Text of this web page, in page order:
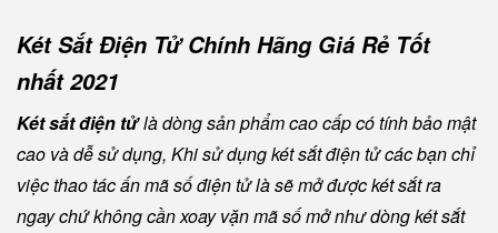
Két Sắt Điện Tử Chính Hãng Giá Rẻ Tốt
nhất 2021
Két sắt điện tửlà dòng sản phẩm cao cấp có tính bảo mật
cao và dễ sử dụng, Khi sử dụng két sắt điện tử các bạn chỉ
việc thao tác ấn mã số điện tử là sẽ mở được két sắt ra
ngay chứ không cần xoay vặn mã số mở như dòng két sắt